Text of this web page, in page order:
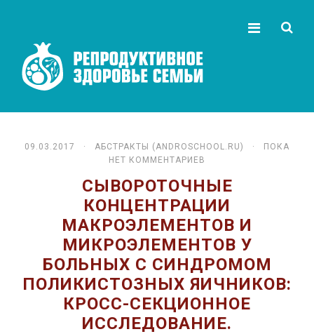
09.03.2017 · АБСТРАКТЫ (ANDROSCHOOL.RU)
· ПОКА
НЕТ КОММЕНТАРИЕВ
СЫВОРОТОЧНЫЕ
КОНЦЕНТРАЦИИ
МАКРОЭЛЕМЕНТОВ И
МИКРОЭЛЕМЕНТОВ У
БОЛЬНЫХ С СИНДРОМОМ
ПОЛИКИСТОЗНЫХ ЯИЧНИКОВ:
КРОСС-СЕКЦИОННОЕ
ИССЛЕДОВАНИЕ.